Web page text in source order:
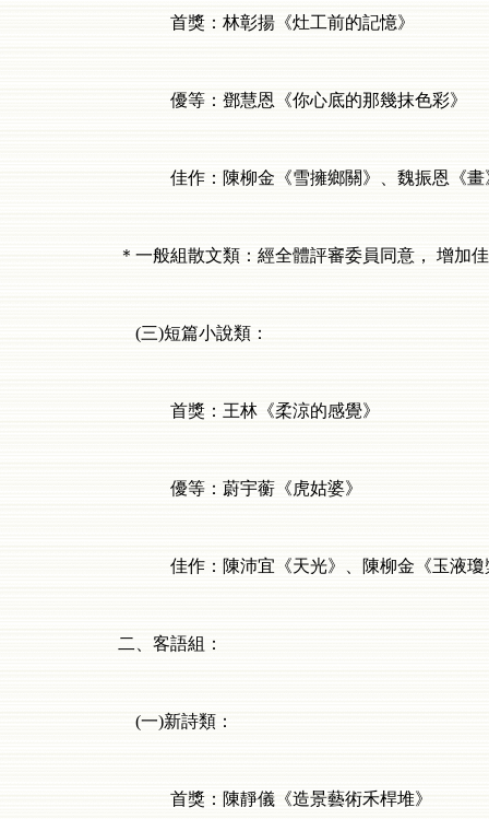
首獎：林彰揚《灶工前的記憶》
優等：鄧慧恩《你心底的那幾抹色彩》
佳作：陳柳金《雪擁鄉關》、魏振恩《畫
＊一般組散文類：經全體評審委員同意， 增加
(三)短篇小說類：
首獎：王林《柔涼的感覺》
優等：蔚宇蘅《虎姑婆》
佳作：陳沛宜《天光》、陳柳金《玉液瓊
二、客語組：
(一)新詩類：
首獎：陳靜儀《造景藝術禾桿堆》